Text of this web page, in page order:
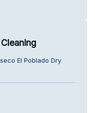
El Poblado Dry